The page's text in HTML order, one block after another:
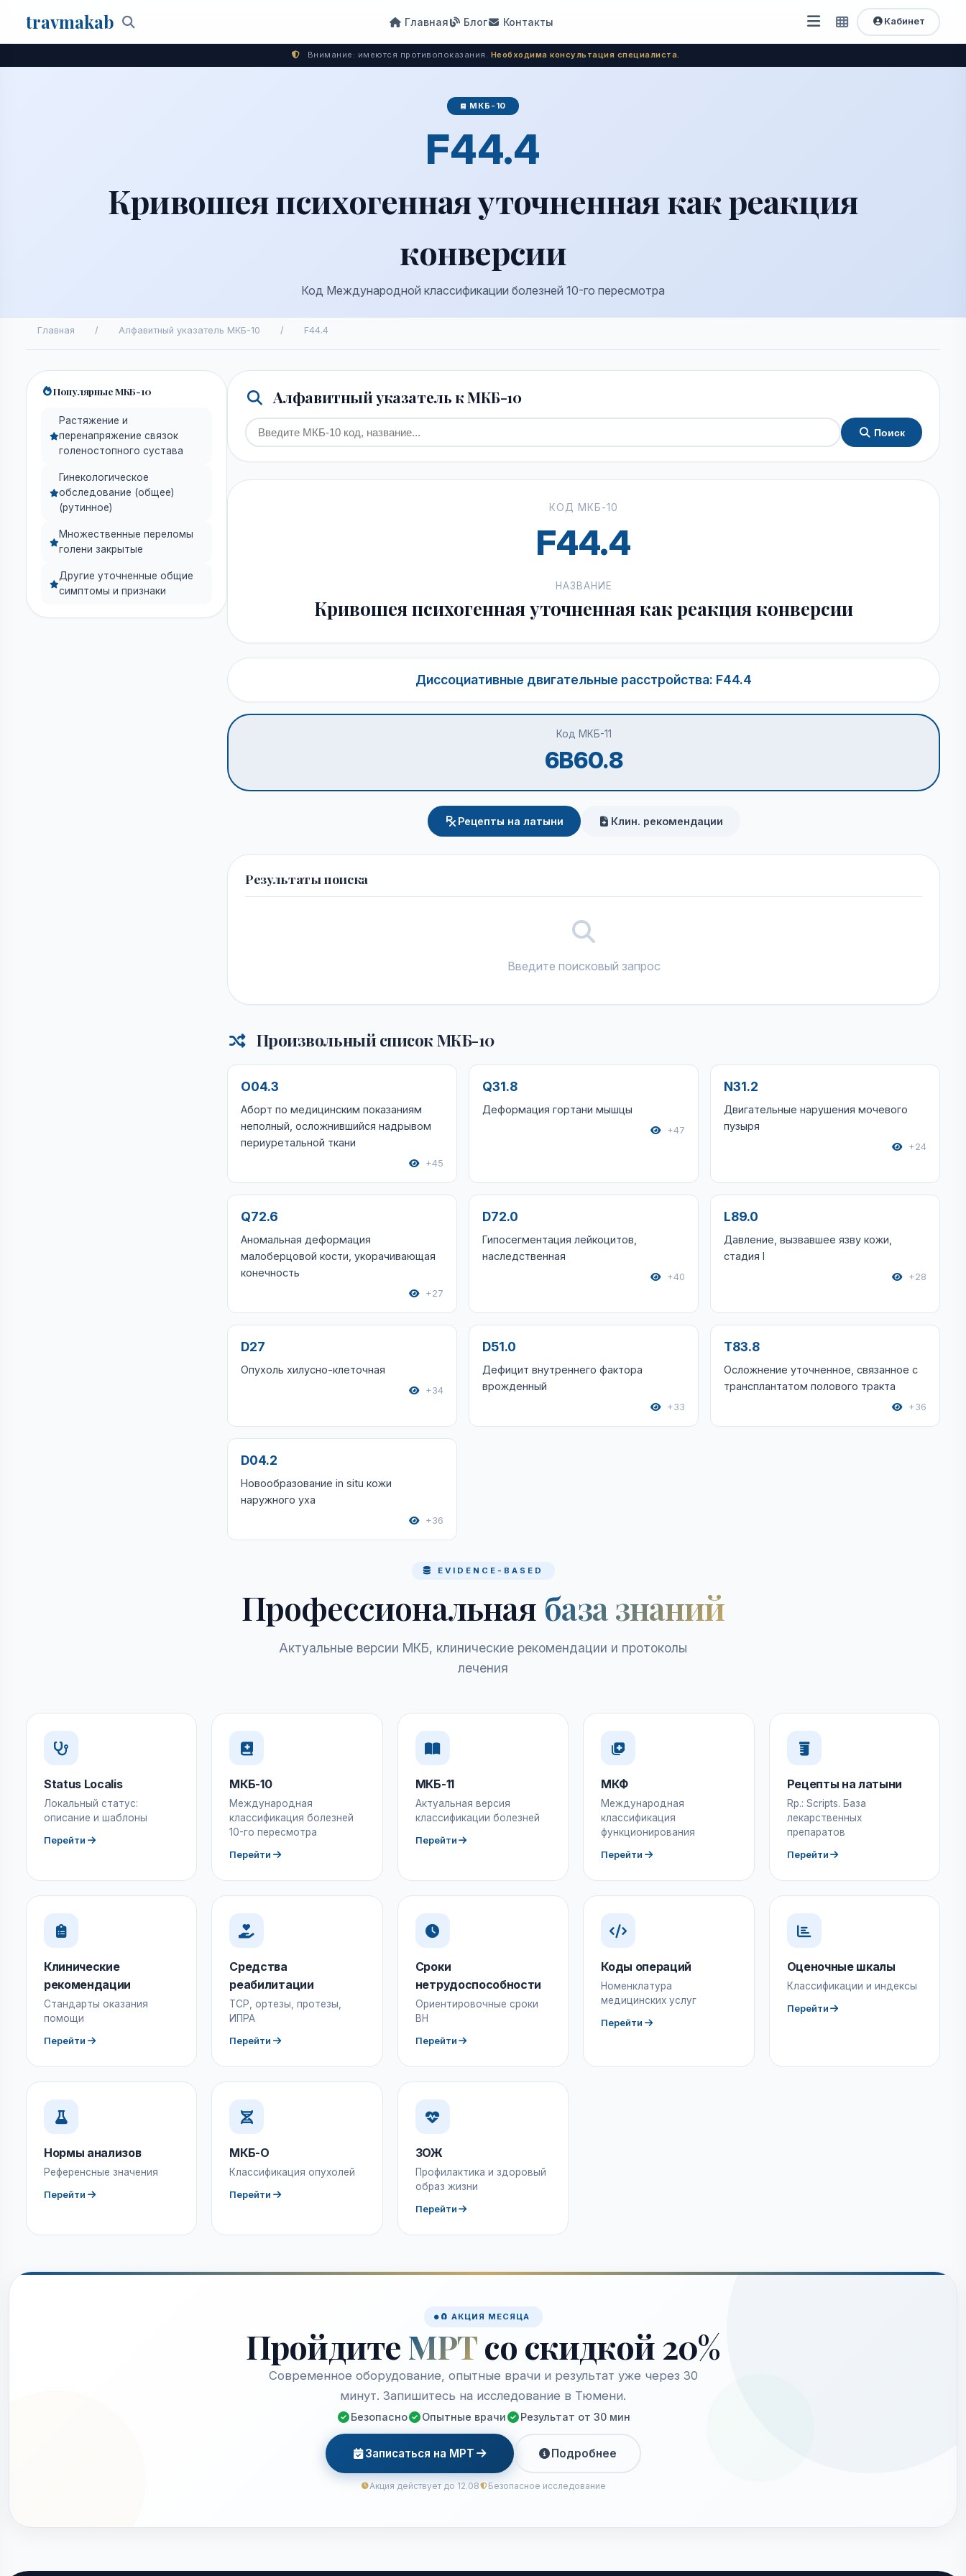
travmakab Поиск
Главная Блог Контакты
Открыть
меню
Быстрый
доступ
Кабинет
Внимание: имеются противопоказания. Необходима консультация специалиста.
МКБ-10
F44.4
Кривошея психогенная уточненная как реакция
конверсии
Код Международной классификации болезней 10-го пересмотра
Главная / Алфавитный указатель МКБ-10 / F44.4
Популярные МКБ-10
Растяжение и
перенапряжение связок
голеностопного сустава
Гинекологическое
обследование (общее)
(рутинное)
Множественные переломы
голени закрытые
Другие уточненные общие
симптомы и признаки
Алфавитный указатель к МКБ-10
Поиск
КОД МКБ-10
F44.4
НАЗВАНИЕ
Кривошея психогенная уточненная как реакция конверсии
Диссоциативные двигательные расстройства: F44.4
Код МКБ-11
6B60.8
Рецепты на латыни Клин. рекомендации
Результаты поиска
Введите поисковый запрос
Произвольный список МКБ-10
O04.3
Аборт по медицинским показаниям
неполный, осложнившийся надрывом
периуретальной ткани
+45
Q31.8
Деформация гортани мышцы
+47
N31.2
Двигательные нарушения мочевого
пузыря
+24
Q72.6
Аномальная деформация
малоберцовой кости, укорачивающая
конечность
+27
D72.0
Гипосегментация лейкоцитов,
наследственная
+40
L89.0
Давление, вызвавшее язву кожи,
стадия I
+28
D27
Опухоль хилусно-клеточная
+34
D51.0
Дефицит внутреннего фактора
врожденный
+33
T83.8
Осложнение уточненное, связанное с
трансплантатом полового тракта
+36
D04.2
Новообразование in situ кожи
наружного уха
+36
EVIDENCE-BASED
Профессиональная база знаний
Актуальные версии МКБ, клинические рекомендации и протоколы
лечения
Status Localis
Локальный статус:
описание и шаблоны
Перейти
МКБ-10
Международная
классификация болезней
10-го пересмотра
Перейти
МКБ-11
Актуальная версия
классификации болезней
Перейти
МКФ
Международная
классификация
функционирования
Перейти
Рецепты на латыни
Rp.: Scripts. База
лекарственных
препаратов
Перейти
Клинические
рекомендации
Стандарты оказания
помощи
Перейти
Средства
реабилитации
ТСР, ортезы, протезы,
ИПРА
Перейти
Сроки
нетрудоспособности
Ориентировочные сроки
ВН
Перейти
Коды операций
Номенклатура
медицинских услуг
Перейти
Оценочные шкалы
Классификации и индексы
Перейти
Нормы анализов
Референсные значения
Перейти
МКБ-О
Классификация опухолей
Перейти
ЗОЖ
Профилактика и здоровый
образ жизни
Перейти
🧲 АКЦИЯ МЕСЯЦА
Пройдите МРТсо скидкой 20%
Современное оборудование, опытные врачи и результат уже через 30
минут. Запишитесь на исследование в Тюмени.
Безопасно Опытные врачи Результат от 30 мин
Записаться на МРТ Подробнее
Акция действует до 12.08 Безопасное исследование